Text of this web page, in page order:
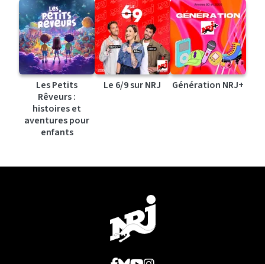
Les Petits
Rêveurs :
histoires et
aventures pour
enfants
Le 6/9 sur NRJ Génération NRJ+